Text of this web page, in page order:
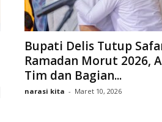
Bupati Delis Tutup
Ramadan Morut 2026,
Tim dan Bagian...
narasi kita - Maret 10, 2026